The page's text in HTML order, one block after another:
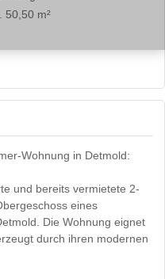
50,50 m²
Wohnung in Detmold:
und bereits vermietete 2-
eines
Die Wohnung eignet
durch ihren modernen